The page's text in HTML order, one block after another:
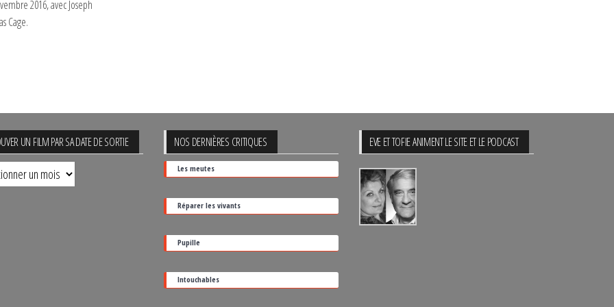
2016, avec Joseph
Cage.
UN FILM PAR SA DATE DE SORTIE NOS DERNIÈRES CRITIQUES
Les meutes
Réparer les vivants
Pupille
Intouchables
EVE ET TOFIE ANIMENT LE SITE ET LE PODCAST